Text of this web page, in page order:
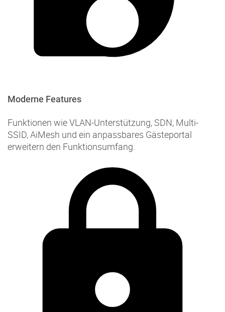
Moderne Features
Funktionen wie VLAN-Unterstützung, SDN, Multi-
SSID, AiMesh und ein anpassbares Gästeportal
erweitern den Funktionsumfang.